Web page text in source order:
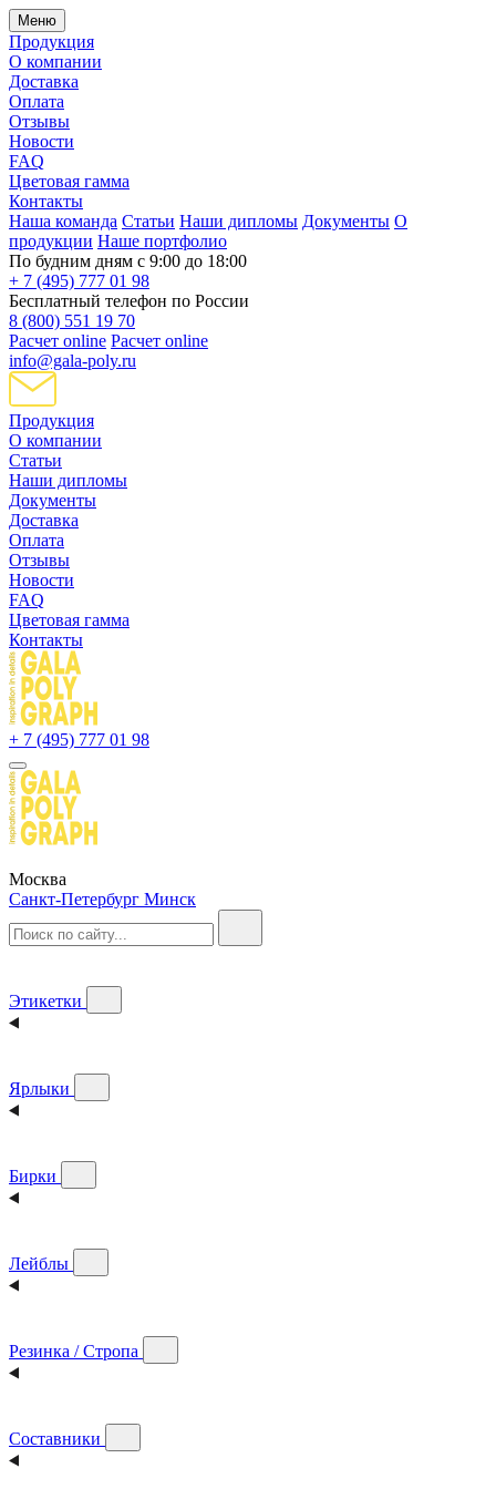
Меню
Продукция
О компании
Доставка
Оплата
Отзывы
Новости
FAQ
Цветовая гамма
Контакты
Наша команда Статьи Наши дипломы Документы О
продукции Наше портфолио
По будним дням с 9:00 до 18:00
+ 7 (495) 777 01 98
Бесплатный телефон по России
8 (800) 551 19 70
Расчет online Расчет online
info@gala-poly.ru
Продукция
О компании
Статьи
Наши дипломы
Документы
Доставка
Оплата
Отзывы
Новости
FAQ
Цветовая гамма
Контакты
+ 7 (495) 777 01 98
Москва
Санкт-Петербург Минск
Этикетки
Ярлыки
Бирки
Лейблы
Резинка / Стропа
Составники